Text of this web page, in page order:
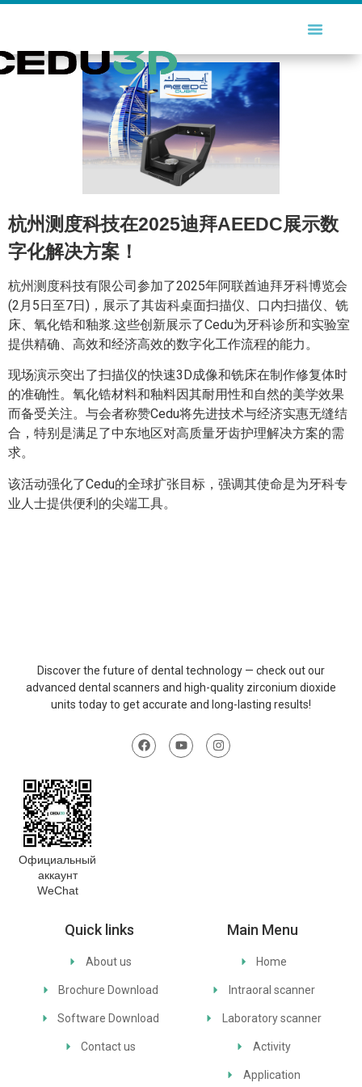
杭州测度科技在2025迪拜AEEDC展示数
字化解决方案！
杭州测度科技有限公司参加了2025年阿联酋迪拜牙科博览会
(2月5日至7日)，展示了其‌齿科桌面扫描仪、‌口内扫描仪、‌铣
床、‌氧化锆和‌釉浆.这些创新展示了Cedu为牙科诊所和实验室
提供精确、高效和经济高效的数字化工作流程的能力。
现场演示突出了扫描仪的快速3D成像和铣床在制作修复体时
的准确性。氧化锆材料和釉料因其耐用性和自然的美学效果
而备受关注。与会者称赞Cedu将先进技术与经济实惠无缝结
合，特别是满足了中东地区对高质量牙齿护理解决方案的需
求。
该活动强化了Cedu的全球扩张目标，强调其使命是为牙科专
业人士提供便利的尖端工具。
Discoverthe future ofdental technology — checkoutour
advanced dental scanners and high-quality zirconium dioxide
units todayto getaccurate and long- lasting results!
Официальный
аккаунт
WeChat
Quick links
About us
Brochure Download
Software Download
Contact us
Main Menu
Home
Intraoral scanner
Laboratory scanner
Activity
Application